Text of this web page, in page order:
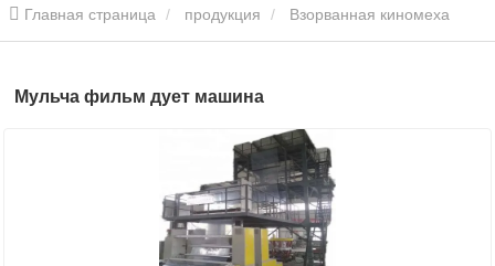
Главная страница продукция Взорванная киномеха
Мульча фильм дует машина